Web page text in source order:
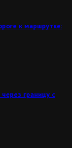
к маршрутке:
границу с